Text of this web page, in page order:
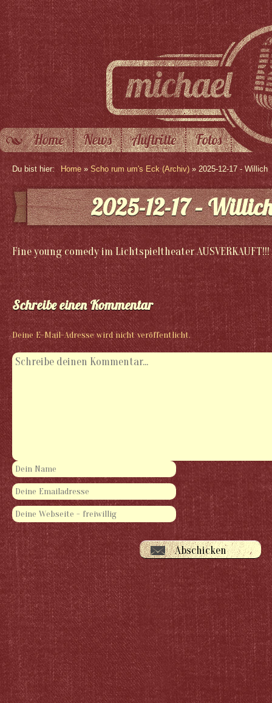
Home News Auftritte Fotos
Du bist hier: Home » Scho rum um's Eck (Archiv) » 2025-12-17 - Willich
2025-12-17 –
Fine young comedy im Lichtspieltheater AUSVERKAUFT!!!
Schreibe einen Kommentar
Deine E-Mail-Adresse wird nicht veröffentlicht.